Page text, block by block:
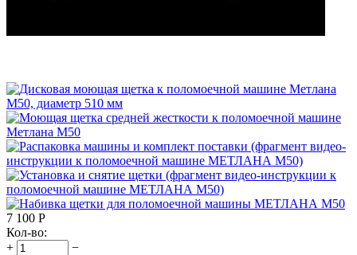
7 100 Р
Кол-во:
+
−